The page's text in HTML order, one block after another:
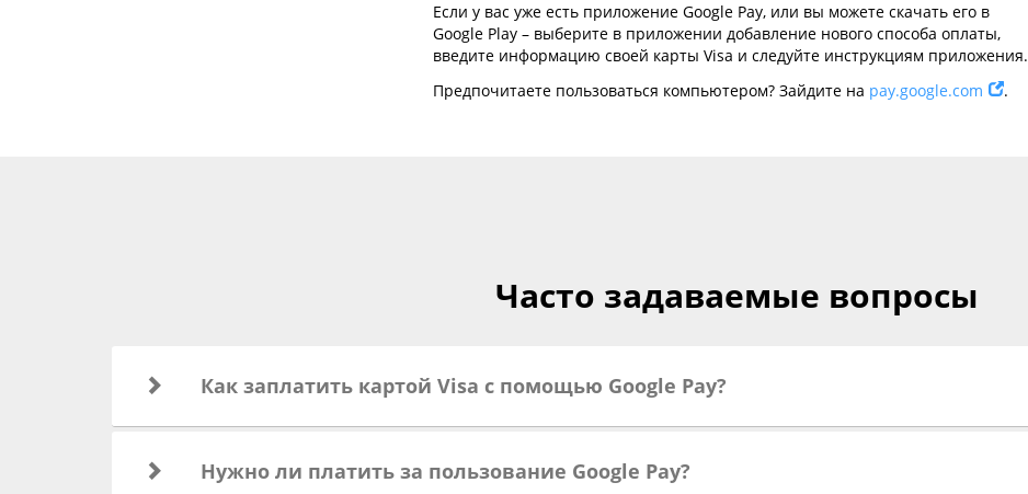
Если у вас уже есть приложение Google Pay, или вы можете скачать его в
Google Play – выберите в приложении добавление нового способа оплаты,
введите информацию своей карты Visa и следуйте инструкциям приложения.
Предпочитаете пользоваться компьютером? Зайдите на pay.google.com .
Часто задаваемые вопросы
Как заплатить картой Visa с помощью Google Pay?
Нужно ли платить за пользование Google Pay?